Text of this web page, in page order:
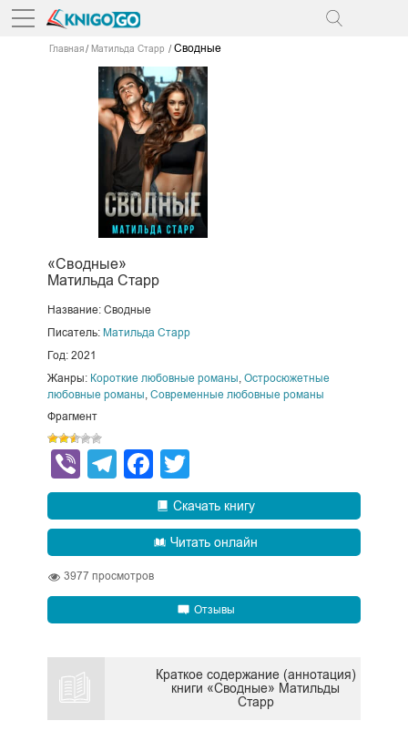
Главная Матильда Старр Сводные
«Сводные»
Матильда Старр
Название: Сводные
Писатель: Матильда Старр
Год: 2021
Жанры: Короткие любовные романы Остросюжетные
любовные романы Современные любовные романы
Фрагмент
ViberTelegram
Facebook
Скачать книгу
Читать онлайн
3977 просмотров
Отзывы
Краткое содержание (аннотация)
книги «Сводные» Матильды
Старр